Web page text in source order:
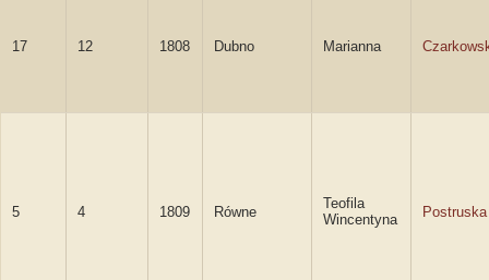
17 12 1808 Dubno Marianna
5 4 1809 Równe
Teofila
Wincentyna
Postruska